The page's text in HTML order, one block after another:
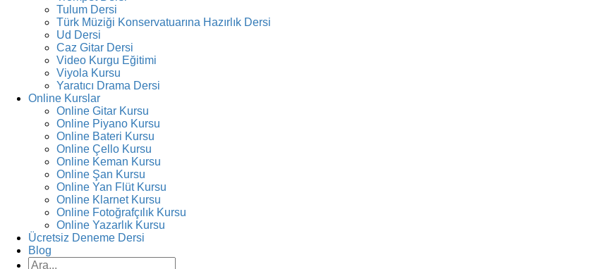
Tulum Dersi
Türk Müziği Konservatuarına Hazırlık Dersi
Ud Dersi
Caz Gitar Dersi
Video Kurgu Eğitimi
Viyola Kursu
Yaratıcı Drama Dersi
Online Kurslar
Online Gitar Kursu
Online Piyano Kursu
Online Bateri Kursu
Online Çello Kursu
Online Keman Kursu
Online Şan Kursu
Online Yan Flüt Kursu
Online Klarnet Kursu
Online Fotoğrafçılık Kursu
Online Yazarlık Kursu
Ücretsiz Deneme Dersi
Blog
Ara: